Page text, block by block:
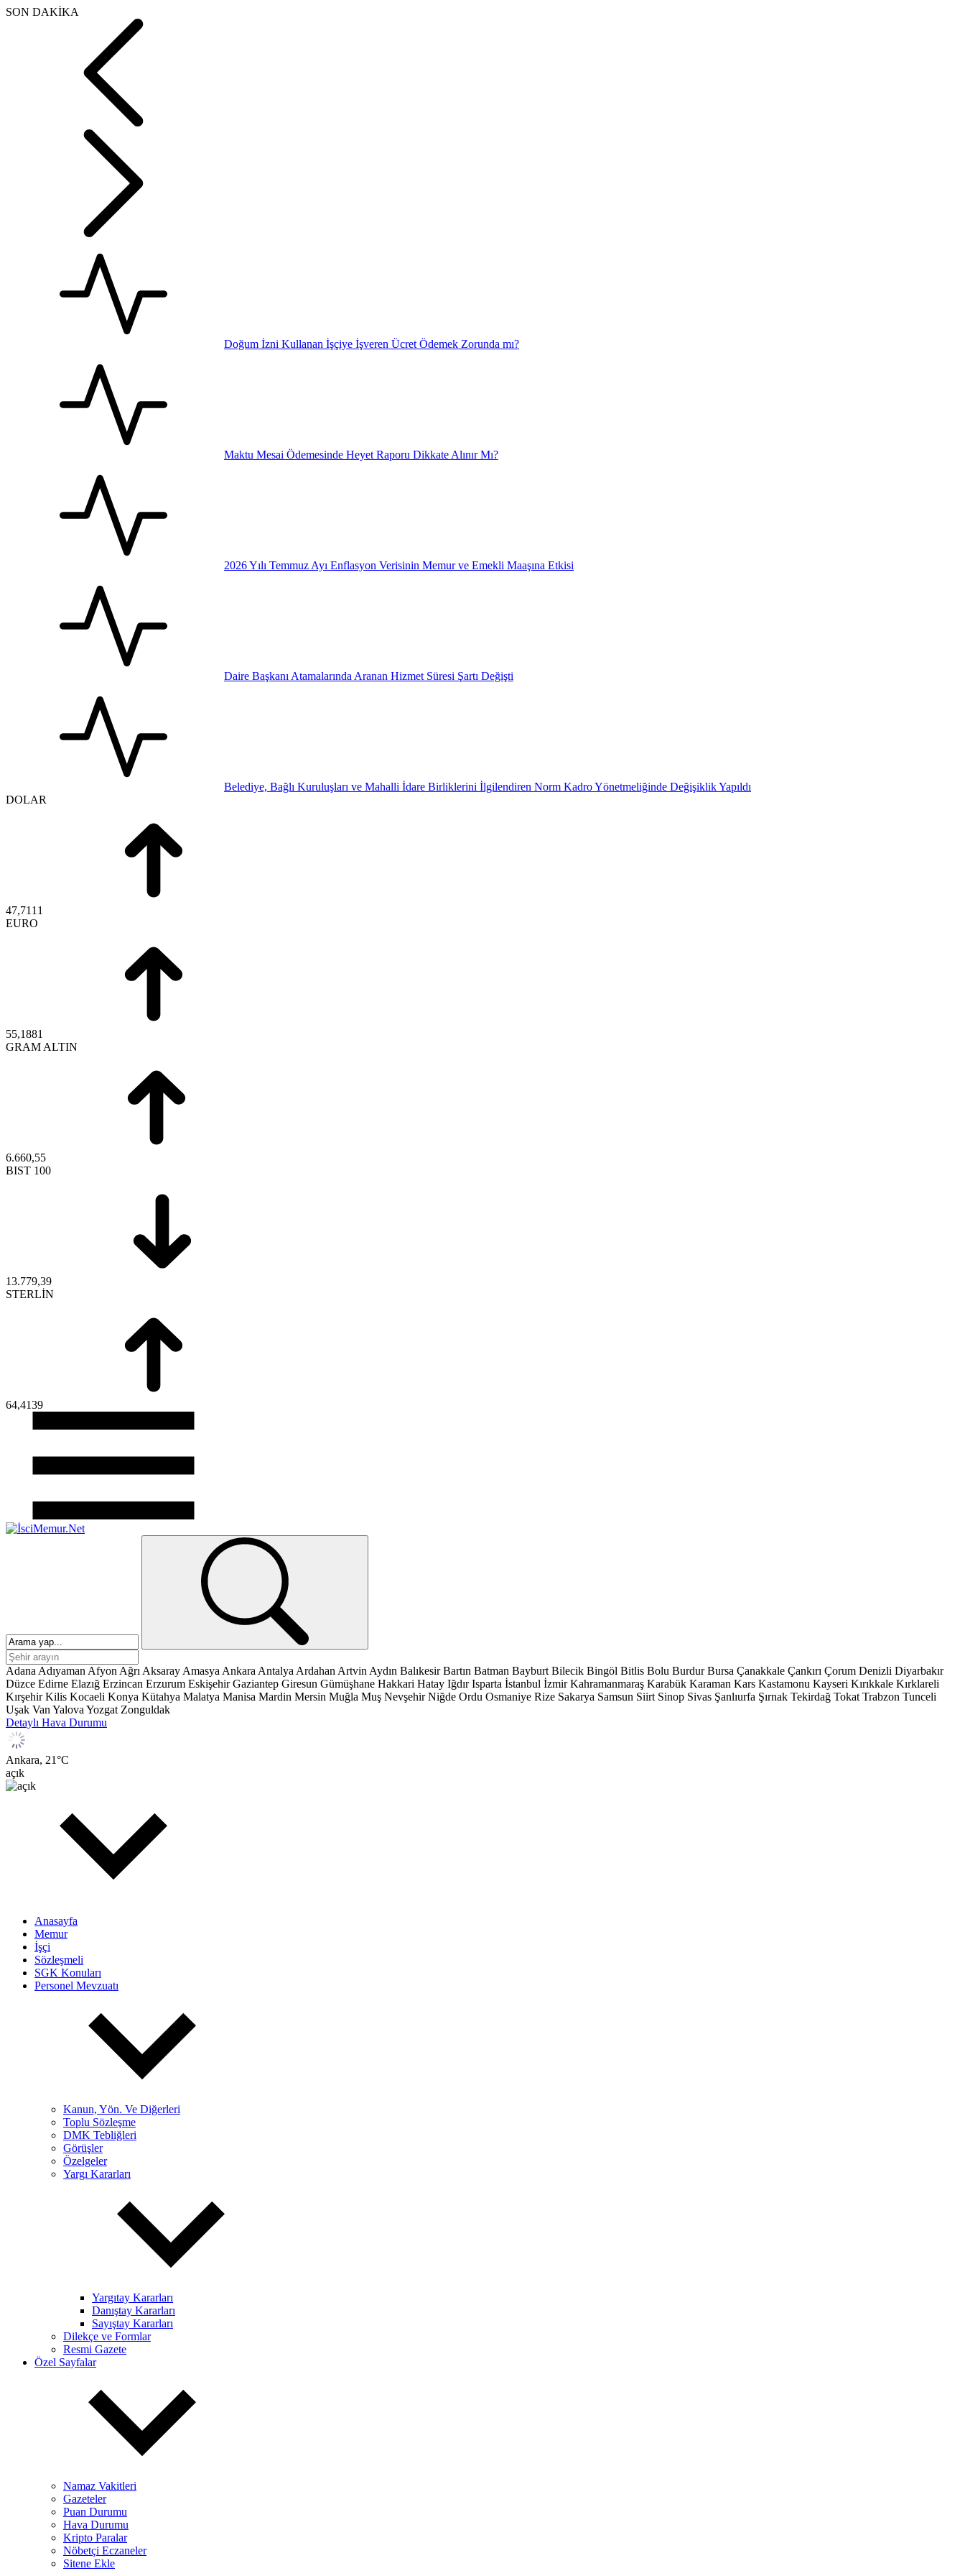
SON DAKİKA
Doğum İzni Kullanan İşçiye İşveren Ücret Ödemek Zorunda mı?
Maktu Mesai Ödemesinde Heyet Raporu Dikkate Alınır Mı?
2026 Yılı Temmuz Ayı Enflasyon Verisinin Memur ve Emekli Maaşına Etkisi
Daire Başkanı Atamalarında Aranan Hizmet Süresi Şartı Değişti
Belediye, Bağlı Kuruluşları ve Mahalli İdare Birliklerini İlgilendiren Norm Kadro Yönetmeliğinde Değişiklik Yapıldı
DOLAR
47,7111
EURO
55,1881
GRAM ALTIN
6.660,55
BIST 100
13.779,39
STERLİN
64,4139
Adana Adıyaman Afyon Ağrı Aksaray Amasya Ankara Antalya Ardahan Artvin Aydın Balıkesir Bartın Batman Bayburt Bilecik Bingöl Bitlis Bolu Burdur Bursa Çanakkale Çankırı Çorum Denizli Diyarbakır
Düzce Edirne Elazığ Erzincan Erzurum Eskişehir Gaziantep Giresun Gümüşhane Hakkari Hatay Iğdır Isparta İstanbul İzmir Kahramanmaraş Karabük Karaman Kars Kastamonu Kayseri Kırıkkale Kırklareli
Kırşehir Kilis Kocaeli Konya Kütahya Malatya Manisa Mardin Mersin Muğla Muş Nevşehir Niğde Ordu Osmaniye Rize Sakarya Samsun Siirt Sinop Sivas Şanlıurfa Şırnak Tekirdağ Tokat Trabzon Tunceli
Uşak Van Yalova Yozgat Zonguldak
Detaylı Hava Durumu
Ankara, 21°C
açık
Anasayfa
Memur
İşçi
Sözleşmeli
SGK Konuları
Personel Mevzuatı
Kanun, Yön. Ve Diğerleri
Toplu Sözleşme
DMK Tebliğleri
Görüşler
Özelgeler
Yargı Kararları
Yargıtay Kararları
Danıştay Kararları
Sayıştay Kararları
Dilekçe ve Formlar
Resmi Gazete
Özel Sayfalar
Namaz Vakitleri
Gazeteler
Puan Durumu
Hava Durumu
Kripto Paralar
Nöbetçi Eczaneler
Sitene Ekle